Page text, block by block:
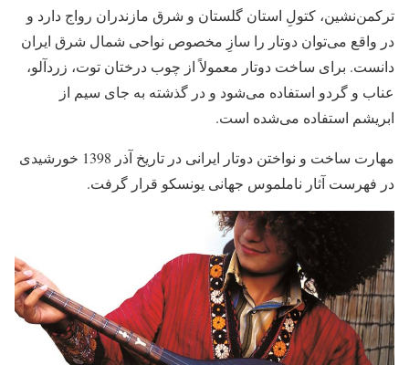
ترکمن‌نشین، کتولِ استان گلستان و شرق مازندران رواج دارد و
در واقع می‌توان دوتار را سازِ مخصوص نواحی شمال شرق ایران
دانست. برای ساخت دوتار معمولاً از چوب درختان توت، زردآلو،
عناب و گردو استفاده می‌شود و در گذشته به جای سیم از
ابریشم استفاده می‌شده است.
مهارت ساخت و نواختن دوتار ایرانی در تاریخ آذر 1398 خورشیدی
در فهرست آثار ناملموس جهانی یونسکو قرار گرفت.